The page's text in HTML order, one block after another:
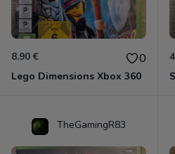
8.90 € 0
Lego Dimensions Xbox 360
TheGamingR83